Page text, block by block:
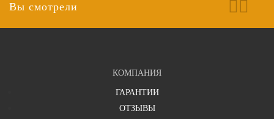
Порошок (любой цвет из каталога)
Вы смотрели
КОМПАНИЯ
ГАРАНТИИ
ОТЗЫВЫ